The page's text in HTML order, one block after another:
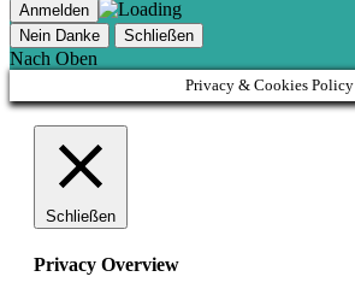
Nein Danke Schließen
Nach Oben
Privacy & Cookies Policy
Schließen
Privacy Overview